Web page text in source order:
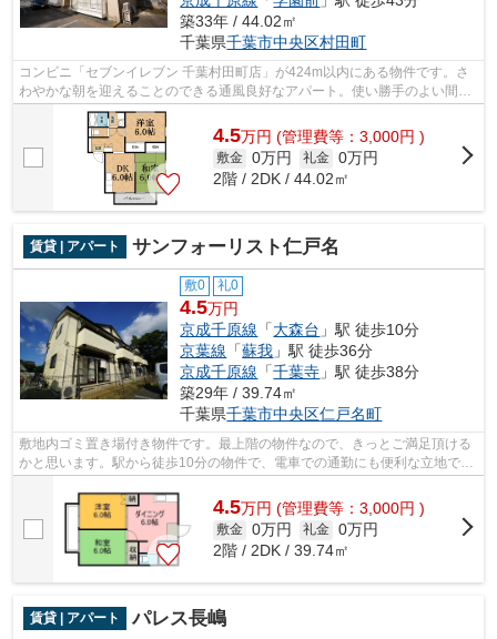
築33年 / 44.02㎡
千葉県千葉市中央区村田町
コンビニ「セブンイレブン 千葉村田町店」が424m以内にある物件です。さ
わやかな朝を迎えることのできる通風良好なアパート。使い勝手のよい間取
りがポイントのアパートです。快適な通...
4.5万円 (管理費等：3,000円 )
敷金 0万円 礼金 0万円
2階 / 2DK / 44.02㎡
賃貸 | アパート サンフォーリスト仁戸名
敷0 礼0
4.5万円
京成千原線 「大森台 」駅 徒歩10分
京葉線 「蘇我 」駅 徒歩36分
京成千原線 「千葉寺 」駅 徒歩38分
築29年 / 39.74㎡
千葉県千葉市中央区仁戸名町
敷地内ゴミ置き場付き物件です。最上階の物件なので、きっとご満足頂ける
かと思います。駅から徒歩10分の物件で、電車での通勤にも便利な立地で
す。コンパクトな間取りで使い勝手のい...
4.5万円 (管理費等：3,000円 )
敷金 0万円 礼金 0万円
2階 / 2DK / 39.74㎡
賃貸 | アパート パレス長嶋